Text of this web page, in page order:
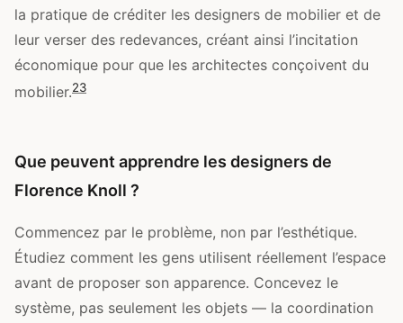
la pratique de créditer les designers de mobilier et de
leur verser des redevances, créant ainsi l’incitation
économique pour que les architectes conçoivent du
mobilier.23
Que peuvent apprendre les designers de
Florence Knoll ?
Commencez par le problème, non par l’esthétique.
Étudiez comment les gens utilisent réellement l’espace
avant de proposer son apparence. Concevez le
système, pas seulement les objets — la coordination